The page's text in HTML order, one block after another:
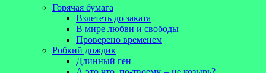
Горячая бумага
Взлететь до заката
В мире любви и свободы
Проверено временем
Робкий дождик
Длинный ген